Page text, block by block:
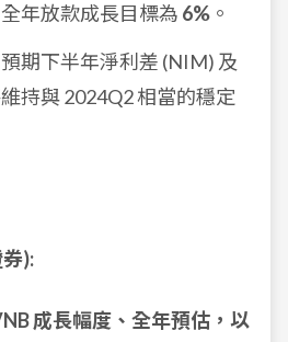
全年放款成長目標為 6% 。
預期下半年淨利差 (NIM) 及
持與 2024Q2 相當的穩定
):
成長幅度、全年預估，以